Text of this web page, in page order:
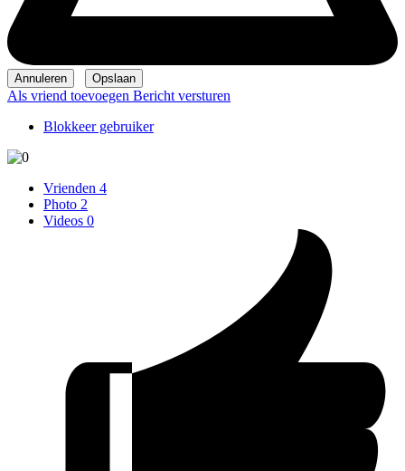
Als vriend toevoegen Bericht versturen
Blokkeer gebruiker
Vrienden 4
Photo 2
Videos 0